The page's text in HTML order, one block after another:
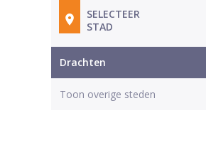
SELECTEER
STAD
Drachten
Toon overige steden